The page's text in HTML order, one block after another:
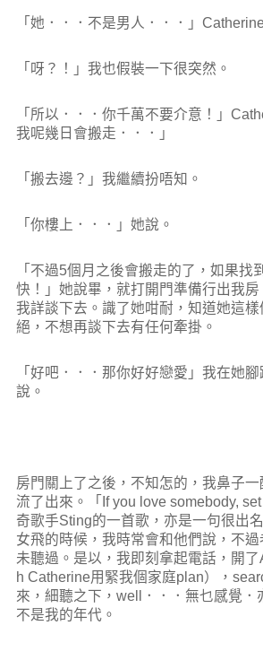
「她．．．不是男人．．．」
「呀？！」我也假裝一下很突然。
「所以．．．你千萬不要介意！」
我呢幾日會搬走．．．」
「搬去邊？」我繼續扮唔知。
「你樓上．．．」她說。
「不過5個月之後會搬走的了，如果找
快！」她說畢，就打開門準備行出我
我詳談下去。識了她咁耐，知道她這
絕，不想再談下去有任何牽掛。
「好吧．．．那你好好戀愛」我在她
說。
房門關上了之後，不知怎的，我鼻子
流了出來。「If you love somebody,
奇歌手Sting的一首歌，亦是一句很出
女飛的時候，我時常會和他們說，不
未聽過。是以，我即刻拿起電話，開
h Catherine用緊我個家庭plan），
來，細聽之下，well．．．無乜感覺．
不是我的年代。